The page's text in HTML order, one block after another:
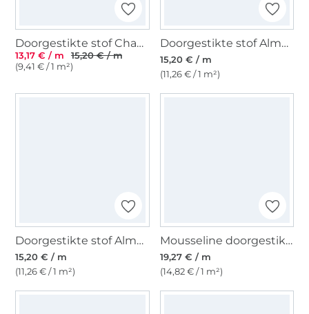
Doorgestikte stof Chambray, jeansblauw
13,17 € / m
15,20 € / m
(9,41 € / 1 m²)
Doorgestikte stof Alma, zwart
15,20 € / m
(11,26 € / 1 m²)
Doorgestikte stof Alma, oudgroen
15,20 € / m
(11,26 € / 1 m²)
Mousseline doorgestikte stof Doubleface Leaves and Flowers, geel
19,27 € / m
(14,82 € / 1 m²)